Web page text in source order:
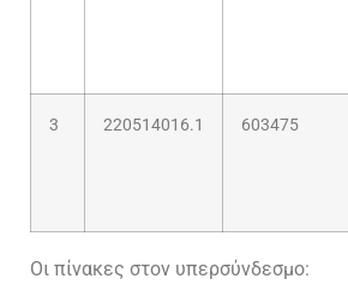
3 220514016.1 603475
Οι πίνακες στον υπερσύνδεσμο: